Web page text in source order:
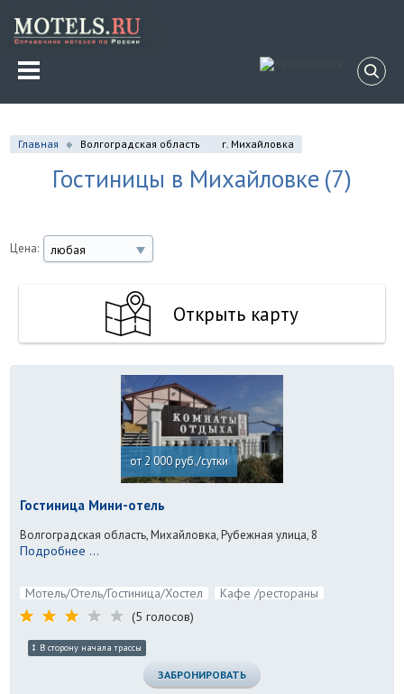
Главная Волгоградская область г. Михайловка
Гостиницы в Михайловке (7)
Цена: любая
Открыть карту
от 2 000 руб./сутки
Гостиница Мини-отель
Волгоградская область, Михайловка, Рубежная улица, 8
Подробнее ...
Мотель/Отель/Гостиница/Хостел
Кафе /рестораны
(5 голосов)
В сторону начала трассы
ЗАБРОНИРОВАТЬ